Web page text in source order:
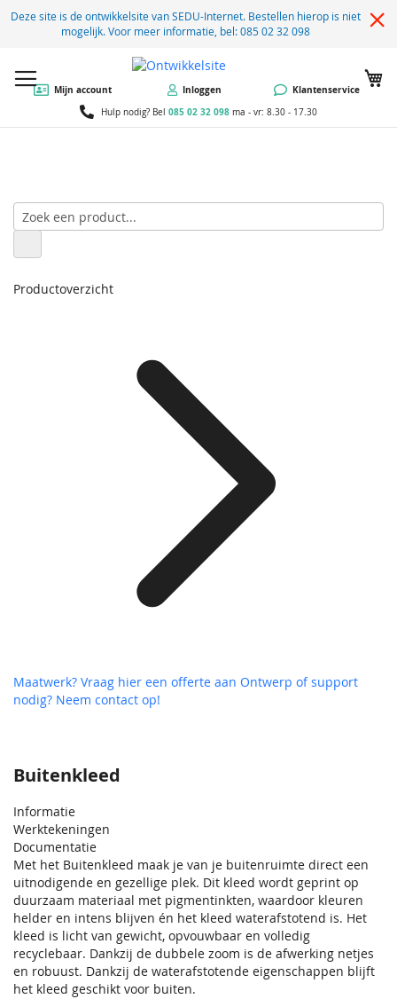
Deze site is de ontwikkelsite van SEDU-Internet. Bestellen hierop is niet
mogelijk. Voor meer informatie, bel: 085 02 32 098
Mijn account Inloggen Klantenservice
Hulp nodig? Bel 085 02 32 098 ma - vr: 8.30 - 17.30
Buitenkleed
Informatie
Werktekeningen
Documentatie
Met het Buitenkleed maak je van je buitenruimte direct een
uitnodigende en gezellige plek. Dit kleed wordt geprint op
duurzaam materiaal met pigmentinkten, waardoor kleuren
helder en intens blijven én het kleed waterafstotend is. Het
kleed is licht van gewicht, opvouwbaar en volledig
recyclebaar. Dankzij de dubbele zoom is de afwerking netjes
en robuust. Dankzij de waterafstotende eigenschappen blijft
het kleed geschikt voor buiten.
Productoverzicht
Maatwerk? Vraag hier een offerte aan Ontwerp of support
nodig? Neem contact op!